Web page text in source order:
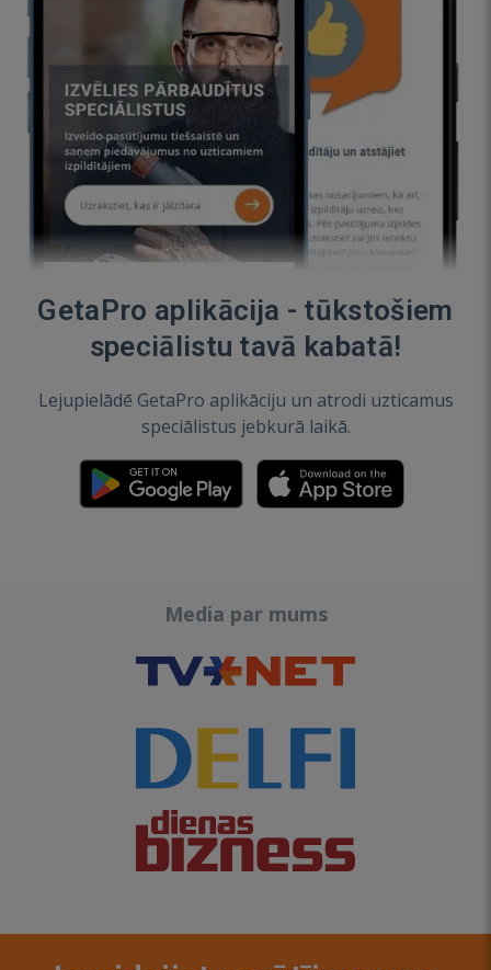
GetaPro aplikācija - tūkstošiem
speciālistu tavā kabatā!
Lejupielādē GetaPro aplikāciju un atrodi uzticamus
speciālistus jebkurā laikā.
Media par mums